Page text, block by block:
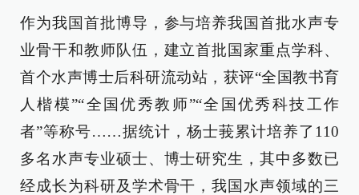
作为我国首批博导，参与培养我国首批水声专
业骨干和教师队伍，建立首批国家重点学科、
首个水声博士后科研流动站，获评“全国教书育
人楷模”“全国优秀教师”“全国优秀科技工作
者”等称号……据统计，杨士莪累计培养了110
多名水声专业硕士、博士研究生，其中多数已
经成长为科研及学术骨干，我国水声领域的三